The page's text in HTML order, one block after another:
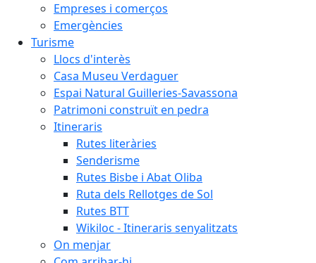
Empreses i comerços
Emergències
Turisme
Llocs d'interès
Casa Museu Verdaguer
Espai Natural Guilleries-Savassona
Patrimoni construït en pedra
Itineraris
Rutes literàries
Senderisme
Rutes Bisbe i Abat Oliba
Ruta dels Rellotges de Sol
Rutes BTT
Wikiloc - Itineraris senyalitzats
On menjar